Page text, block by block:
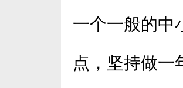
一个一般的中
点，坚持做一